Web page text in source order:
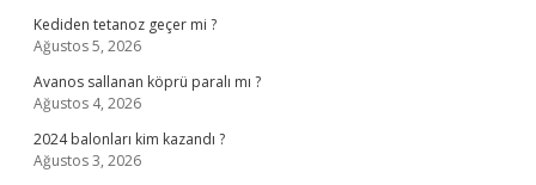
Kediden tetanoz geçer mi ?
Ağustos 5, 2026
Avanos sallanan köprü paralı mı ?
Ağustos 4, 2026
2024 balonları kim kazandı ?
Ağustos 3, 2026